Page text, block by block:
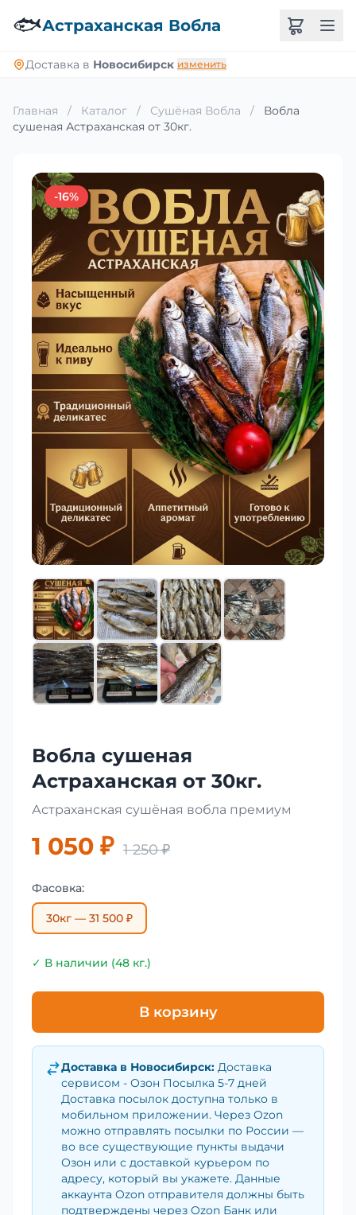
🐟Астраханская Вобла
Доставка в Новосибирск изменить
Главная / Каталог / Сушёная Вобла /
Вобла
сушеная Астраханская от 30кг.
-16%
Вобла сушеная
Астраханская от 30кг.
Астраханская сушёная вобла премиум
1 050 ₽ 1 250 ₽
Фасовка:
30кг — 31 500 ₽
✓ В наличии (48 кг.)
В корзину
Доставка в Новосибирск: Доставка
сервисом - Озон Посылка 5-7 дней
Доставка посылок доступна только в
мобильном приложении. Через Ozon
можно отправлять посылки по России —
во все существующие пункты выдачи
Озон или с доставкой курьером по
адресу, который вы укажете. Данные
аккаунта Ozon отправителя должны быть
подтверждены через Ozon Банк или